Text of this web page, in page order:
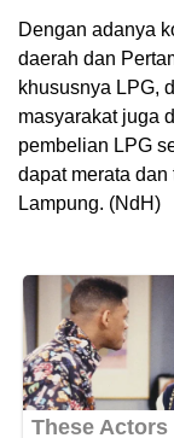
Dengan adanya
daerah dan
khususnya LPG,
masyarakat juga
pembelian LPG
dapat merata
Lampung. (NdH)